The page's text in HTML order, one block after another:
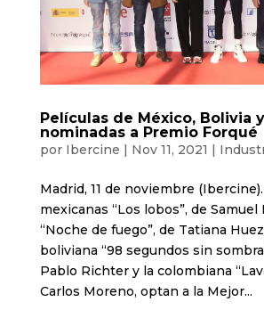
Películas de México, Bolivia
nominadas a Premio Forqué
por Ibercine | Nov 11, 2021 |
Madrid, 11 de noviembre
mexicanas “Los lobos”, de
“Noche de fuego”, de Tatiana
boliviana “98 segundos sin
Pablo Richter y la colombiana
Carlos Moreno, optan a la Mejor...